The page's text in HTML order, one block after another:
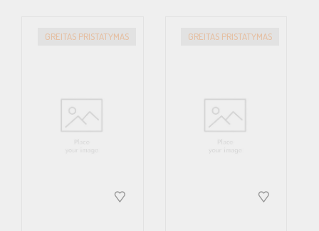
GREITAS PRISTATYMAS GREITAS PRISTATYMAS